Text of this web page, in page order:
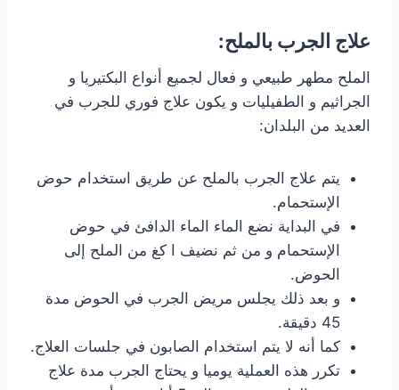
علاج الجرب بالملح:
الملح مطهر طبيعي و فعال لجميع أنواع البكتيريا و
الجراثيم و الطفيليات و يكون علاج فوري للجرب في
العديد من البلدان:
يتم علاج الجرب بالملح عن طريق استخدام حوض
الإستحمام.
في البداية نضع الماء الماء الدافئ في حوض
الإستحمام و من ثم نضيف ا كغ من الملح إلى
الحوض.
و بعد ذلك يجلس مريض الجرب في الحوض مدة
45 دقيقة.
كما أنه لا يتم استخدام الصابون في جلسات العلاج.
تكرر هذه العملية يوميا و يحتاج الجرب مدة علاج